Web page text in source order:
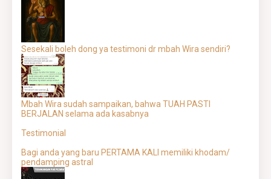
Sesekali boleh dong ya testimoni dr mbah Wira sendiri?
Mbah Wira sudah sampaikan, bahwa TUAH PASTI
BERJALAN selama ada kasabnya
Testimonial
Bagi anda yang baru PERTAMA KALI memiliki khodam/
pendamping astral